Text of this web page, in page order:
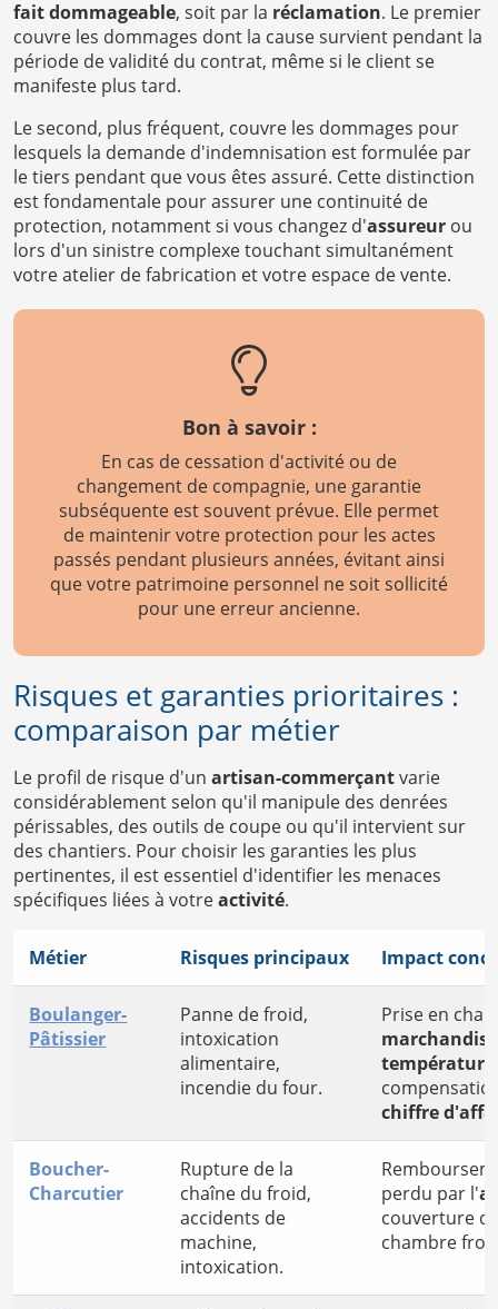
fait dommageable, soit par la réclamation. Le premier
couvre les dommages dont la cause survient pendant la
période de validité du contrat, même si le client se
manifeste plus tard.
Le second, plus fréquent, couvre les dommages pour
lesquels la demande d'indemnisation est formulée par
le tiers pendant que vous êtes assuré. Cette distinction
est fondamentale pour assurer une continuité de
protection, notamment si vous changez d'assureur ou
lors d'un sinistre complexe touchant simultanément
votre atelier de fabrication et votre espace de vente.
Bon à savoir :
En cas de cessation d'activité ou de
changement de compagnie, une garantie
subséquente est souvent prévue. Elle permet
de maintenir votre protection pour les actes
passés pendant plusieurs années, évitant ainsi
que votre patrimoine personnel ne soit sollicité
pour une erreur ancienne.
Risques et garanties prioritaires :
comparaison par métier
Le profil de risque d'un artisan-commerçantvarie
considérablement selon qu'il manipule des denrées
périssables, des outils de coupe ou qu'il intervient sur
des chantiers. Pour choisir les garanties les plus
pertinentes, il est essentiel d'identifier les menaces
spécifiques liées à votreactivité.
Métier Risques principaux Impact
Boulanger-
Pâtissier
Panne de froid,
intoxication
alimentaire,
incendie du four.
Prise en
chiffre
Boucher-
Charcutier
Rupture de la
chaîne du froid,
accidents de
machine,
intoxication.
perdu par l'
couverture
chambre